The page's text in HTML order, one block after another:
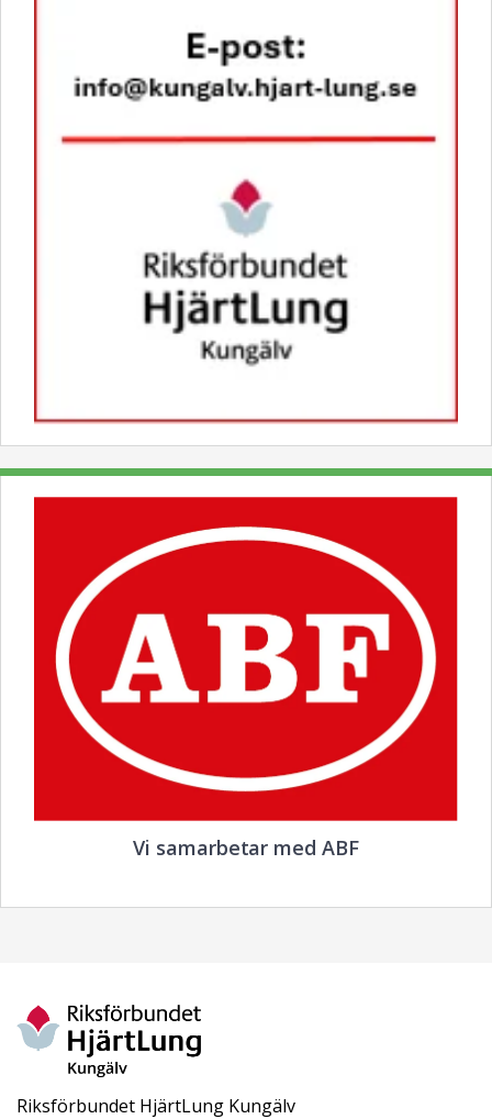
Vi samarbetar med ABF
Riksförbundet HjärtLung Kungälv